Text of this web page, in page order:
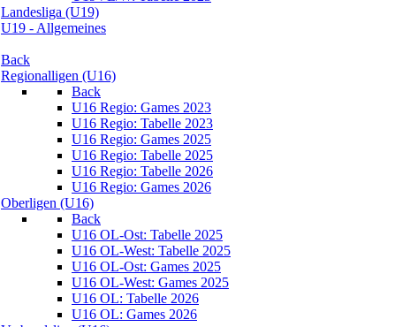
Landesliga (U19)
U19 - Allgemeines
Back
Regionalligen (U16)
Back
U16 Regio: Games 2023
U16 Regio: Tabelle 2023
U16 Regio: Games 2025
U16 Regio: Tabelle 2025
U16 Regio: Tabelle 2026
U16 Regio: Games 2026
Oberligen (U16)
Back
U16 OL-Ost: Tabelle 2025
U16 OL-West: Tabelle 2025
U16 OL-Ost: Games 2025
U16 OL-West: Games 2025
U16 OL: Tabelle 2026
U16 OL: Games 2026